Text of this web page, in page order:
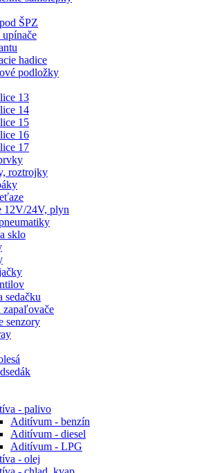
ŠPZ
hadice
podložky
13
14
15
16
17
roztrojky
12V/24V, plyn
sklo
sedačku
zapaľovače
senzory
- palivo
Aditívum - benzín
Aditívum - diesel
Aditívum - LPG
- olej